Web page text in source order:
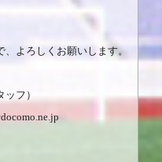
よろしくお願いします。
フ）